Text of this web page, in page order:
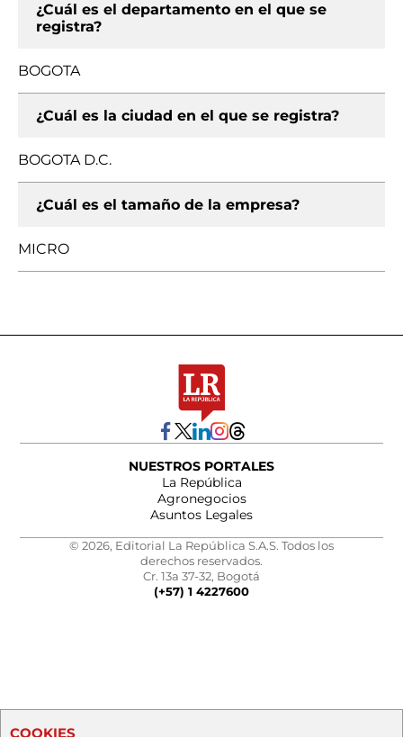
¿Cuál es el departamento en el que se
registra?
BOGOTA
¿Cuál es la ciudad en el que se registra?
BOGOTA D.C.
¿Cuál es el tamaño de la empresa?
MICRO
NUESTROS PORTALES
La República
Agronegocios
Asuntos Legales
© 2026, Editorial La República S.A.S. Todos los
derechos reservados.
Cr. 13a 37-32, Bogotá
(+57) 1 4227600
COOKIES